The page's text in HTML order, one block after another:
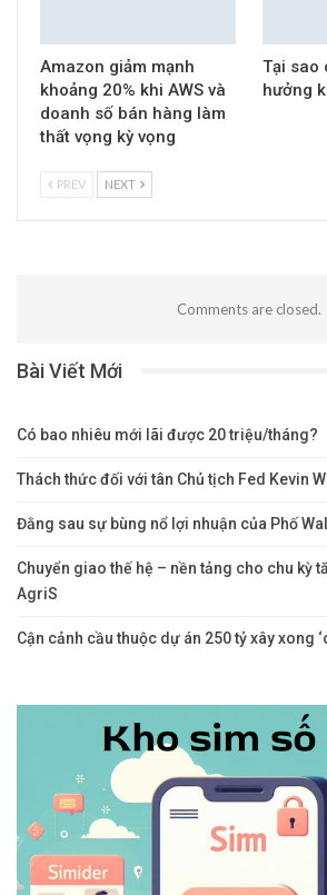
Amazon giảm mạnh
khoảng 20% khi AWS và
doanh số bán hàng làm
thất vọng kỳ vọng
Tại sao
hưởng
PREV NEXT
Comments are closed.
Bài Viết Mới
Có bao nhiêu mới lãi được 20 triệu/tháng?
Thách thức đối với tân Chủ tịch Fed Kevin
Đằng sau sự bùng nổ lợi nhuận của Phố Wall
Chuyển giao thế hệ – nền tảng cho chu kỳ
AgriS
Cận cảnh cầu thuộc dự án 250 tỷ xây xong